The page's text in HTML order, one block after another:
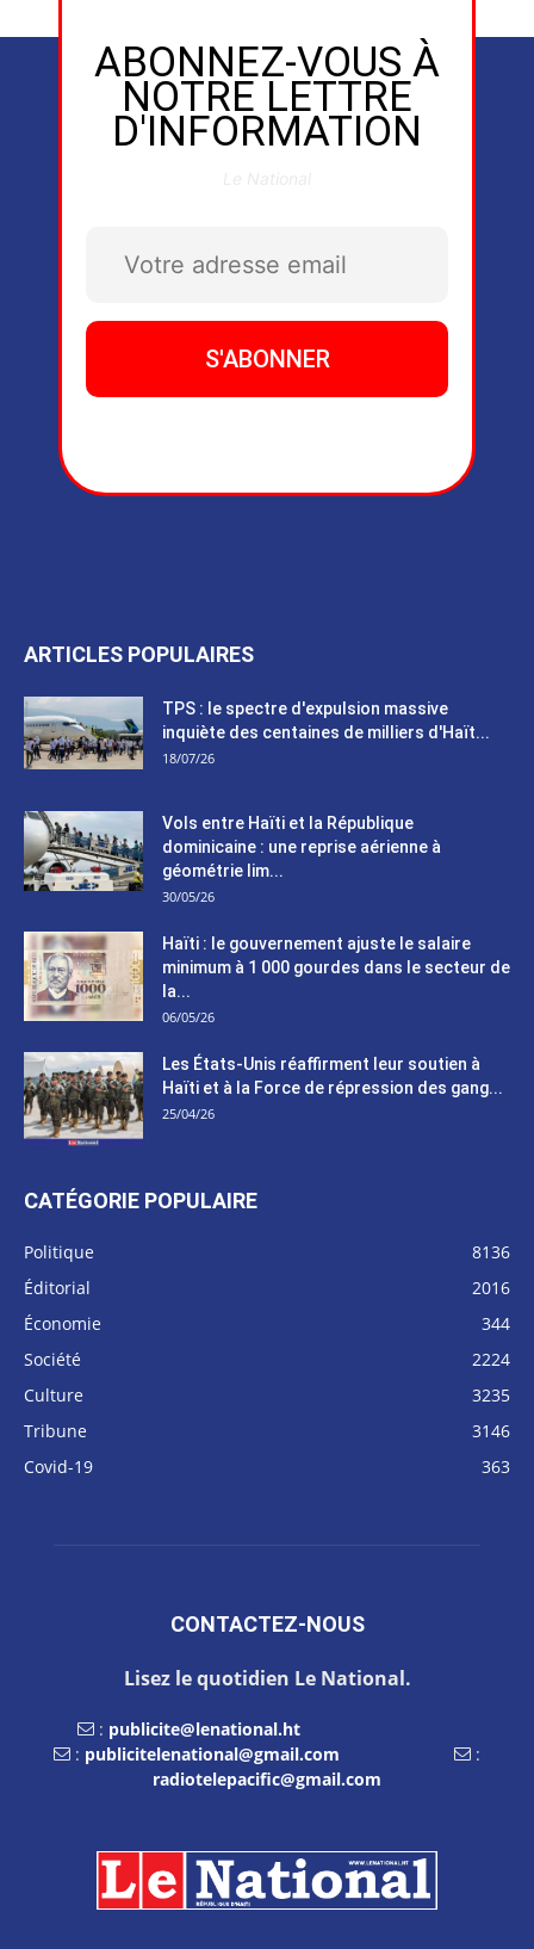
ABONNEZ-VOUS À
NOTRE LETTRE
D'INFORMATION
ARTICLES POPULAIRES
TPS : le spectre d'expulsion massive
inquiète des centaines de milliers d'Haït...
18/07/26
Vols entre Haïti et la République
dominicaine : une reprise aérienne à
géométrie lim...
30/05/26
Haïti : le gouvernement ajuste le salaire
minimum à 1 000 gourdes dans le secteur de
la...
06/05/26
Les États-Unis réaffirment leur soutien à
Haïti et à la Force de répression des gang...
25/04/26
CATÉGORIE POPULAIRE
Politique
8136
Éditorial
2016
Économie
344
Société
2224
Culture
3235
Tribune
3146
Covid-19
363
CONTACTEZ-NOUS
Lisez le quotidien Le National.
: publicite@lenational.ht
: publicitelenational@gmail.com
:
radiotelepacific@gmail.com